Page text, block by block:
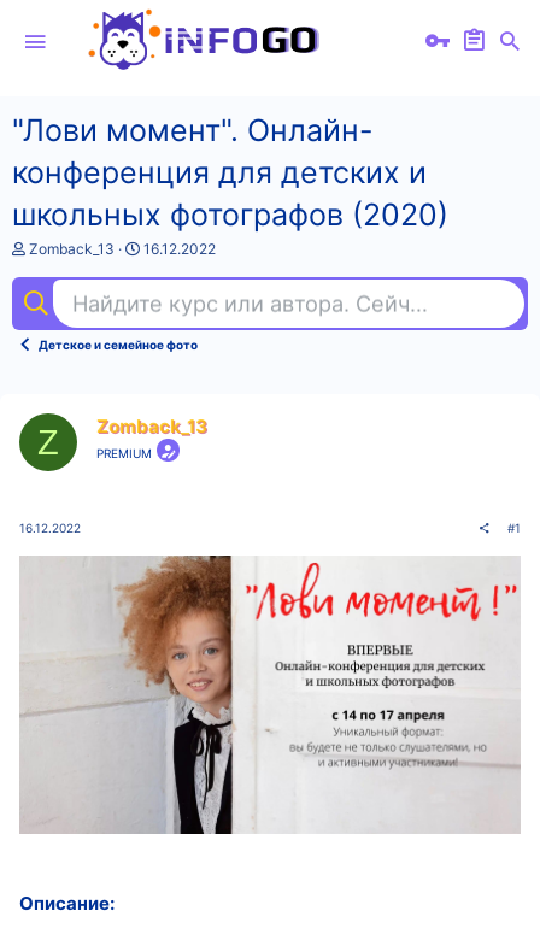
"Лови момент". Онлайн-
конференция для детских и
школьных фотографов (2020)
А
т
о
т
Zomback_13
Д
а
н
а
а
16.12.2022
Найдите курс или автора. Сейчас ищут
Детское и семейное фото
Z Zomback_13
PREMIUM
16.12.2022 #1
Описание: